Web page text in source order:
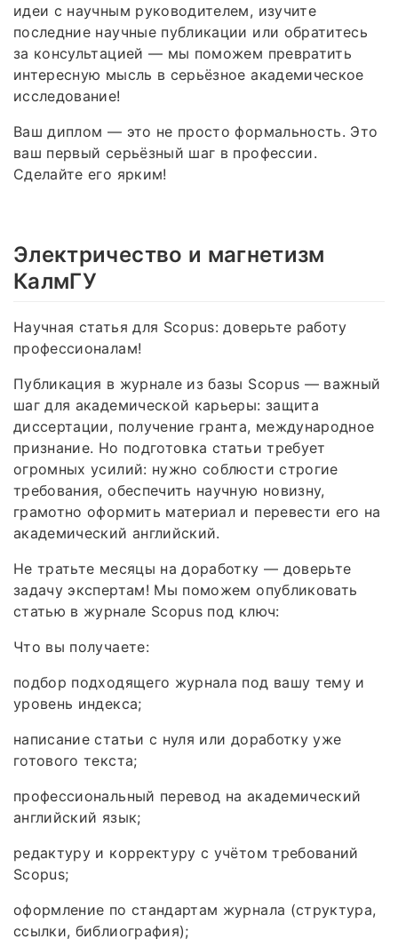
идеи с научным руководителем, изучите
последние научные публикации или обратитесь
за консультацией — мы поможем превратить
интересную мысль в серьёзное академическое
исследование!
Ваш диплом — это не просто формальность. Это
ваш первый серьёзный шаг в профессии.
Сделайте его ярким!
Электричество и магнетизм
КалмГУ
Научная статья для Scopus: доверьте работу
профессионалам!
Публикация в журнале из базы Scopus — важный
шаг для академической карьеры: защита
диссертации, получение гранта, международное
признание. Но подготовка статьи требует
огромных усилий: нужно соблюсти строгие
требования, обеспечить научную новизну,
грамотно оформить материал и перевести его на
академический английский.
Не тратьте месяцы на доработку — доверьте
задачу экспертам! Мы поможем опубликовать
статью в журнале Scopus под ключ:
Что вы получаете:
подбор подходящего журнала под вашу тему и
уровень индекса;
написание статьи с нуля или доработку уже
готового текста;
профессиональный перевод на академический
английский язык;
редактуру и корректуру с учётом требований
Scopus;
оформление по стандартам журнала (структура,
ссылки, библиография);